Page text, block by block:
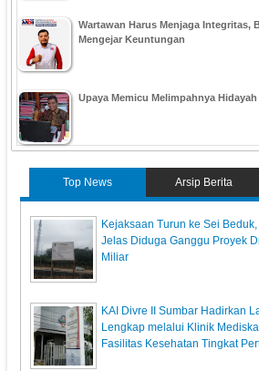
Wartawan Harus Menjaga Integritas,
Mengejar Keuntungan
Upaya Memicu Melimpahnya
Top News Arsip Berita
Kejaksaan Turun ke Sei
Jelas Diduga Ganggu Proyek
Miliar
KAI Divre II Sumbar Hadirkan
Lengkap melalui Klinik
Fasilitas Kesehatan Tingkat